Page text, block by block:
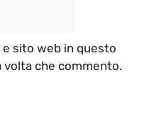
e sito web in questo
volta che commento.